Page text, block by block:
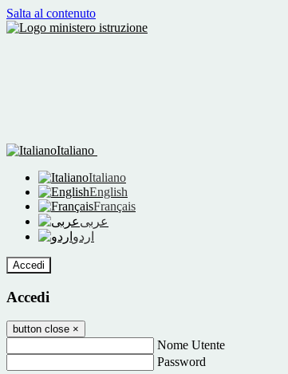
Salta al contenuto
Italiano
Italiano
English
Français
عربى
اردو
Accedi
Accedi
button close ×
Nome Utente
Password